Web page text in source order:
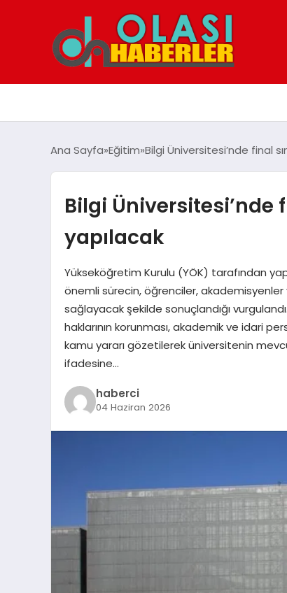
Ana Sayfa Eğitim Bilgi Üniversitesi’nde final
Bilgi Üniversitesi’nde
yapılacak
Yükseköğretim Kurulu (YÖK) tarafından
önemli sürecin, öğrenciler,
sağlayacak şekilde sonuçlandığı
haklarının korunması, akademik ve idari
kamu yararı gözetilerek üniversitenin
ifadesine…
haberci
04 Haziran 2026